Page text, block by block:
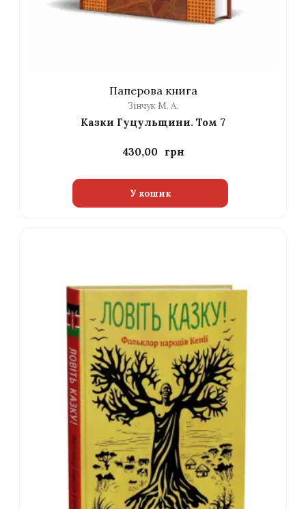
Паперова книга
Зінчук М. А.
Казки Гуцульщини. Том 7
430,00
У кошик